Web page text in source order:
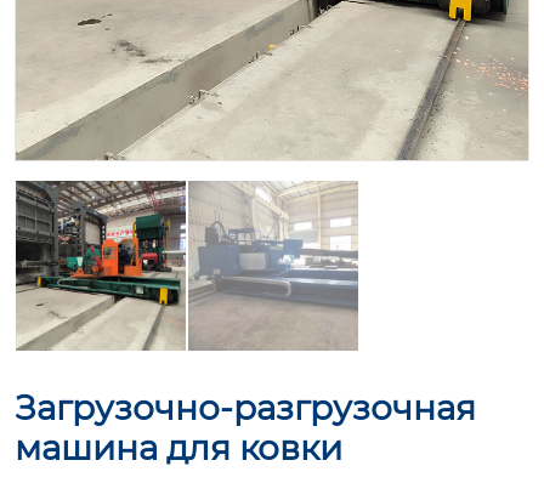
Загрузочно-разгрузочная
машина для ковки